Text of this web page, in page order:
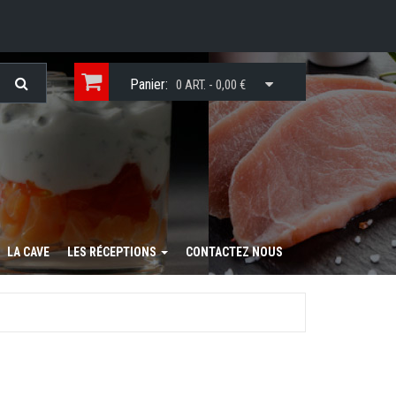
Panier: 0 ART. - 0,00 €
LA CAVE LES RÉCEPTIONS CONTACTEZ NOUS